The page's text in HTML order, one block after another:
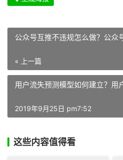
公众号互推不违规怎么做？公众
« 上一篇
用户流失预测模型如何建立？用
2019年9月25日 pm7:52
这些内容值得看